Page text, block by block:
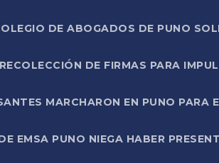
DE ABOGADOS DE PUNO
DE FIRMAS PARA
MARCHARON EN PUNO PARA
EMSA PUNO NIEGA HABER